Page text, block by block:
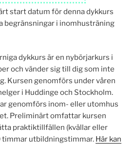
start datum för denna dykkurs
begränsningar i inomhusträning
dykkurs är en nybörjarkurs i
och vänder sig till dig som inte
Kursen genomförs under våren
i Huddinge och Stockholm.
genomförs inom- eller utomhus
Preliminärt omfattar kursen
praktik­tillfällen (kvällar eller
timmar utbildnings­timmar. Här kan